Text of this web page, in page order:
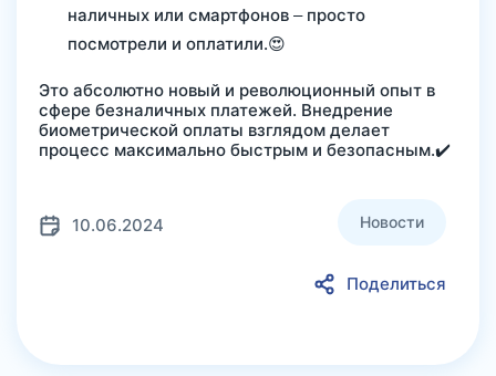
наличных или смартфонов – просто
посмотрели и оплатили.😍
Это абсолютно новый и революционный опыт в
сфере безналичных платежей. Внедрение
биометрической оплаты взглядом делает
процесс максимально быстрым и безопасным.✔️
10.06.2024 Новости
Поделиться